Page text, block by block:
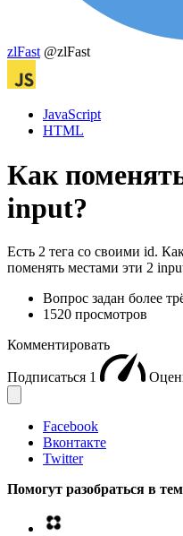
zlFast @zlFast
JavaScript
HTML
Как
input?
Есть 2 тега со своими id.
поменять местами эти 2
Вопрос задан более
1520 просмотров
Комментировать
Подписаться 1
Facebook
Вконтакте
Twitter
Помогут разобраться в